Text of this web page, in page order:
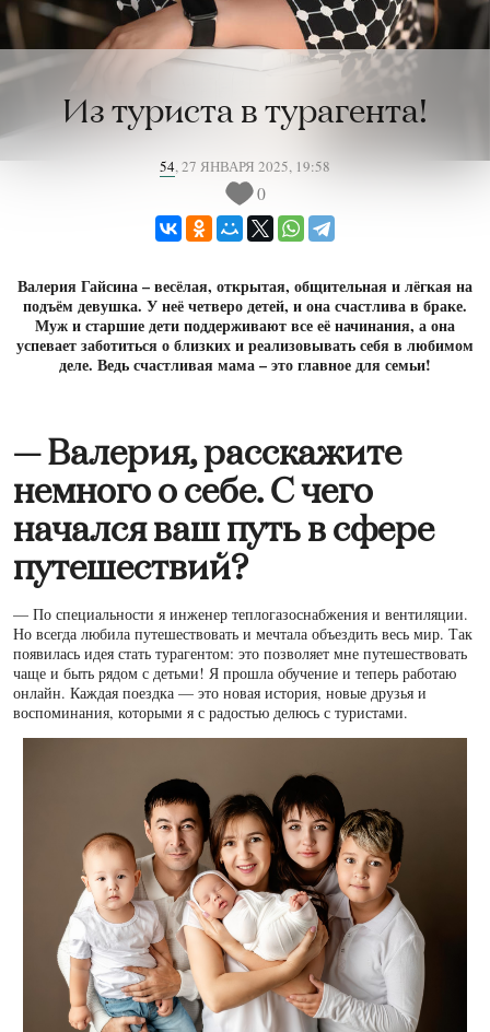
Из туриста в турагента!
54,27 ЯНВАРЯ 2025, 19:58
0
Валерия Гайсина – весёлая, открытая, общительная и лёгкая на
подъём девушка. У неё четверо детей, и она счастлива в браке.
Муж и старшие дети поддерживают все её начинания, а она
успевает заботиться о близких и реализовывать себя в любимом
деле. Ведь счастливая мама – это главное для семьи!
— Валерия, расскажите
немного о себе. С чего
начался ваш путь в сфере
путешествий?
— По специальности я инженер теплогазоснабжения и вентиляции.
Но всегда любила путешествовать и мечтала объездить весь мир. Так
появилась идея стать турагентом: это позволяет мне путешествовать
чаще и быть рядом с детьми! Я прошла обучение и теперь работаю
онлайн. Каждая поездка — это новая история, новые друзья и
воспоминания, которыми я с радостью делюсь с туристами.